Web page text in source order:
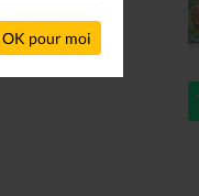
OK pour moi